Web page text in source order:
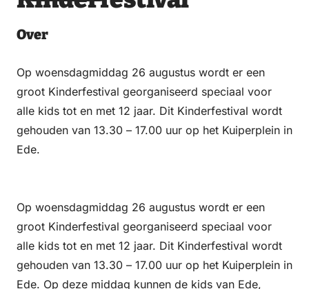
viaviaon on
Over
Op woensdagmiddag 26 augustus wordt er een
groot Kinderfestival georganiseerd speciaal voor
alle kids tot en met 12 jaar. Dit Kinderfestival wordt
gehouden van 13.30 – 17.00 uur op het Kuiperplein in
Ede.
Op woensdagmiddag 26 augustus wordt er een
groot Kinderfestival georganiseerd speciaal voor
alle kids tot en met 12 jaar. Dit Kinderfestival wordt
gehouden van 13.30 – 17.00 uur op het Kuiperplein in
Ede. Op deze middag kunnen de kids van Ede,